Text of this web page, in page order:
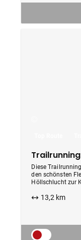
Diese
den schönsten
Höllschlucht zur
13,2 km